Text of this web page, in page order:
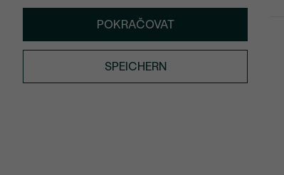
POKRAČOVAT
SPEICHERN
€ 139 AUF LAGER